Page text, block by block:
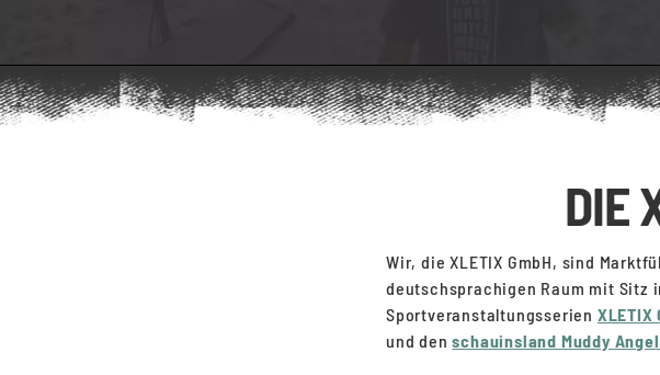
DIE
Wir, die XLETIX GmbH, sind
deutschsprachigen Raum mit Sitz
Sportveranstaltungsserien
und denschauinsland Muddy